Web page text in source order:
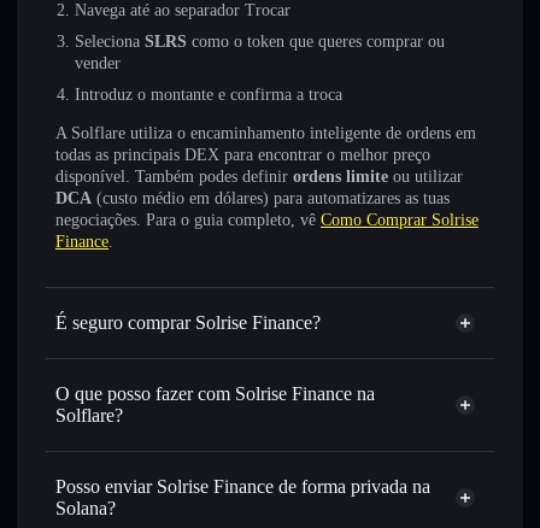
Navega até ao separador Trocar
Seleciona SLRS como o token que queres comprar ou
vender
Introduz o montante e confirma a troca
A Solflare utiliza o encaminhamento inteligente de ordens em
todas as principais DEX para encontrar o melhor preço
disponível. Também podes definir ordens limite ou utilizar
DCA (custo médio em dólares) para automatizares as tuas
negociações. Para o guia completo, vê Como Comprar Solrise
Finance.
É seguro comprar Solrise Finance?
Solrise Finance não está verificado
O que posso fazer com Solrise Finance na
Solflare?
Solrise Finance
Carteira Solflare
Trocar instantaneamente— trocar SLRS por SOL,
USDC ou milhares de outros tokens Solana com
Posso enviar Solrise Finance de forma privada na
Solana?